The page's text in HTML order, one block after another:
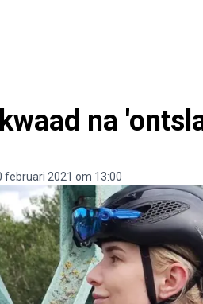
na
februari 2021 om 13:00